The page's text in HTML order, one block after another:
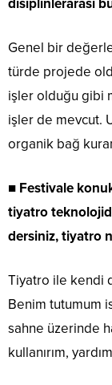
disiplinlerarası
Genel bir
türde projede
işler olduğu gibi
işler de mevcut.
organik bağ
■ Festivale
tiyatro
dersiniz, tiyatro
Tiyatro ile kendi
Benim tutumum
sahne üzerinde
kullanırım,